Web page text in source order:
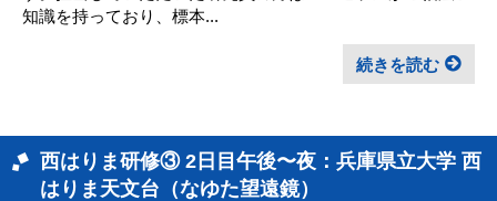
知識を持っており、標本...
続きを読む
西はりま研修③ 2日目午後〜夜：兵庫県立大学 西
はりま天文台（なゆた望遠鏡）